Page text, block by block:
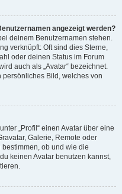
angezeigt werden?
deinem Benutzernamen stehen.
verknüpft: Oft sind dies Sterne,
oder deinen Status im Forum
auch als „Avatar“ bezeichnet.
Bild, welches von
„Profil“ einen Avatar über eine
Galerie, Remote oder
ob und wie die
keinen Avatar benutzen kannst,